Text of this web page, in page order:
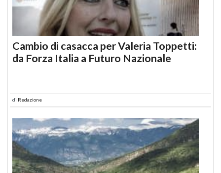
Cambio di casacca per Valeria Toppetti:
da Forza Italia a Futuro Nazionale
di Redazione